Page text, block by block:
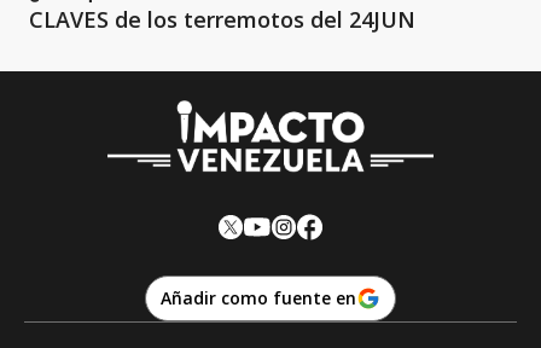
CLAVES de los terremotos del 24JUN
Añadir como fuente en